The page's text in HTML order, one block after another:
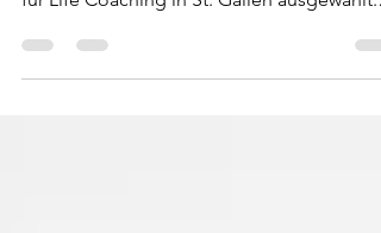
TenBest.ch als eine der 10 besten Adressen
für Life Coaching in St. Gallen ausgewählt.
Ganzheitliches Coaching mit Hypnose und